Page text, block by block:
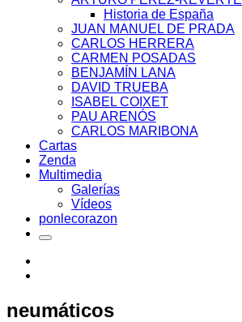
Historia de España
JUAN MANUEL DE PRADA
CARLOS HERRERA
CARMEN POSADAS
BENJAMÍN LANA
DAVID TRUEBA
ISABEL COIXET
PAU ARENÓS
CARLOS MARIBONA
Cartas
Zenda
Multimedia
Galerías
Vídeos
ponlecorazon
neumáticos